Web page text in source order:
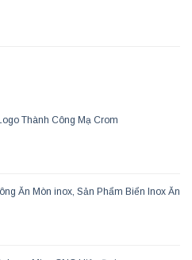
Thành Công Mạ Crom
Ăn Mòn inox, Sản Phẩm Biển Inox Ăn